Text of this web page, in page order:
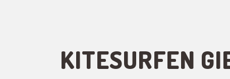
KITESURFEN